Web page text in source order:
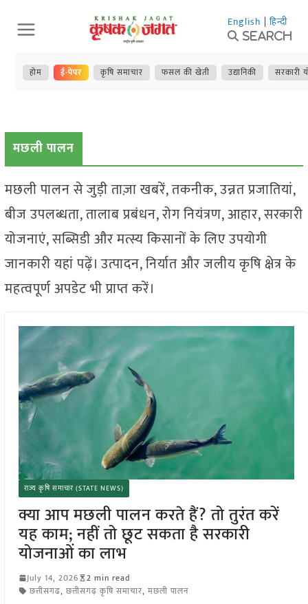
Skip
to
content
English | हिन्दी
Search
होम ई-पेपर कृषि समाचार फसल की खेती उद्यानिकी सरकारी
मछली पालन
मछली पालन से जुड़ी ताज़ा खबरें, तकनीक, उन्नत प्रजातियां,
बीज उपलब्धता, तालाब प्रबंधन, रोग नियंत्रण, आहार, सरकारी
योजनाएं, सब्सिडी और मत्स्य किसानों के लिए उपयोगी
जानकारी यहां पढ़ें। उत्पादन, निर्यात और जलीय कृषि क्षेत्र के
महत्वपूर्ण अपडेट भी प्राप्त करें।
राज्य कृषि समाचार (STATE NEWS)
क्या आप मछली पालन करते हैं? तो तुरंत करें
यह काम; नहीं तो छूट सकता है सरकारी
योजनाओं का लाभ
July 14, 2026
2 min read
छत्तीसगढ, छत्तीसगढ़ कृषि समाचार, मछली पालन